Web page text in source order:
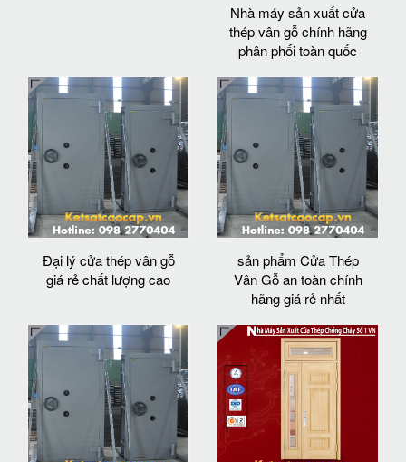
Nhà máy sản xuất cửa
thép vân gỗ chính hãng
phân phối toàn quốc
Đại lý cửa thép vân gỗ
giá rẻ chất lượng cao
sản phẩm Cửa Thép
Vân Gỗ an toàn chính
hãng giá rẻ nhất